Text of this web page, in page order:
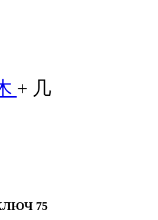
+ 几
75